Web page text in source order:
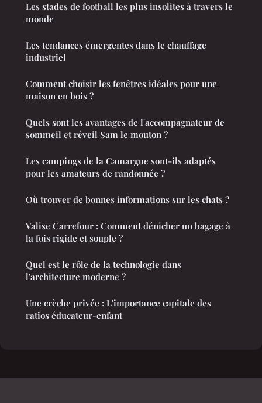
Les stades de football les plus insolites à travers le
monde
Les tendances émergentes dans le chauffage
industriel
Comment choisir les fenêtres idéales pour une
maison en bois ?
Quels sont les avantages de l'accompagnateur de
sommeil et réveil Sam le mouton ?
Les campings de la Camargue sont-ils adaptés
pour les amateurs de randonnée ?
Où trouver de bonnes informations sur les chats ?
Valise Carrefour : Comment dénicher un bagage à
la fois rigide et souple ?
Quel est le rôle de la technologie dans
l'architecture moderne ?
Une crèche privée : L'importance capitale des
ratios éducateur-enfant